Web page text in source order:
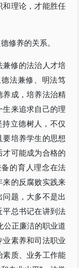
理论，才能胜任
修养的关系。
修的法治人才培
法兼修、明法笃
成，培养法治精
来追求自己的理
立德树人，不仅
培养学生的思想
可能成为合格的
的育人理念在法
的反腐败实践来
题，大多不是出
总书记在讲到法
公正廉洁的职业道
业素养和司法职业
素质、业务工作能